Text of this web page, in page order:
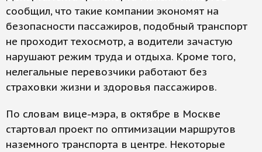
сообщил, что такие компании экономят на
безопасности пассажиров, подобный транспорт
не проходит техосмотр, а водители зачастую
нарушают режим труда и отдыха. Кроме того,
нелегальные перевозчики работают без
страховки жизни и здоровья пассажиров.
По словам вице-мэра, в октябре в Москве
стартовал проект по оптимизации маршрутов
наземного транспорта в центре. Некоторые